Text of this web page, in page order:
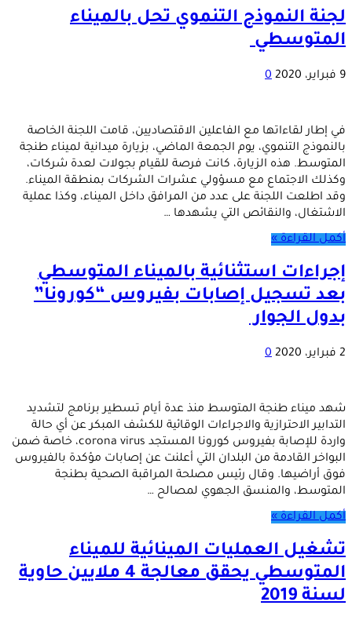
لجنة النموذج التنموي تحل بالميناء
المتوسطي
9 فبراير، 2020 0
في إطار لقاءاتها مع الفاعلين الاقتصاديين، قامت اللجنة الخاصة
بالنموذج التنموي، يوم الجمعة الماضي، بزيارة ميدانية لميناء طنجة
المتوسط. هذه الزيارة، كانت فرصة للقيام بجولات لعدة شركات،
وكذلك الاجتماع مع مسؤولي عشرات الشركات بمنطقة الميناء.
وقد اطلعت اللجنة على عدد من المرافق داخل الميناء، وكذا عملية
الاشتغال، والنقائص التي يشهدها …
أكمل القراءة »
إجراءات استثنائية بالميناء المتوسطي
بعد تسجيل إصابات بفيروس “كورونا”
بدول الجوار
2 فبراير، 2020 0
شهد ميناء طنجة المتوسط منذ عدة أيام تسطير برنامج لتشديد
التدابير الاحترازية والاجراءات الوقائية للكشف المبكر عن أي حالة
واردة للإصابة بفيروس كورونا المستجد corona virus، خاصة ضمن
البواخر القادمة من البلدان التي أعلنت عن إصابات مؤكدة بالفيروس
فوق أراضيها. وقال رئيس مصلحة المراقبة الصحية بطنجة
المتوسط، والمنسق الجهوي لمصالح …
أكمل القراءة »
تشغيل العمليات المينائية للميناء
المتوسطي يحقق معالجة 4 ملايين حاوية
لسنة 2019